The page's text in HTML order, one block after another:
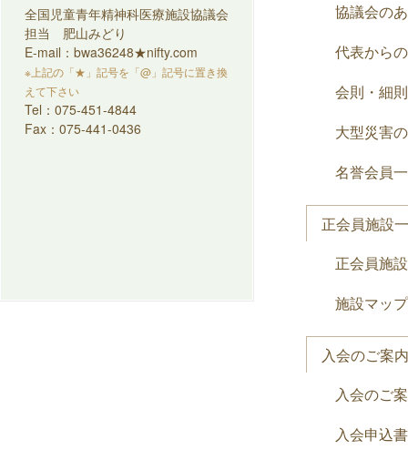
協議会の
代表から
会則・細則
大型災害
名誉会員
正会員施設
正会員施
施設マップ
入会のご案内
入会のご
入会申込書
全国児童青年精神科医療施設協議会
担当 肥山みどり
E-mail：bwa36248★nifty.com
※上記の「★」記号を「@」記号に置き換
えて下さい
Tel：075-451-4844
Fax：075-441-0436